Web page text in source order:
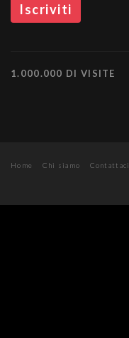
1.000.000 DI VISITE
Home Chi siamo Contattaci